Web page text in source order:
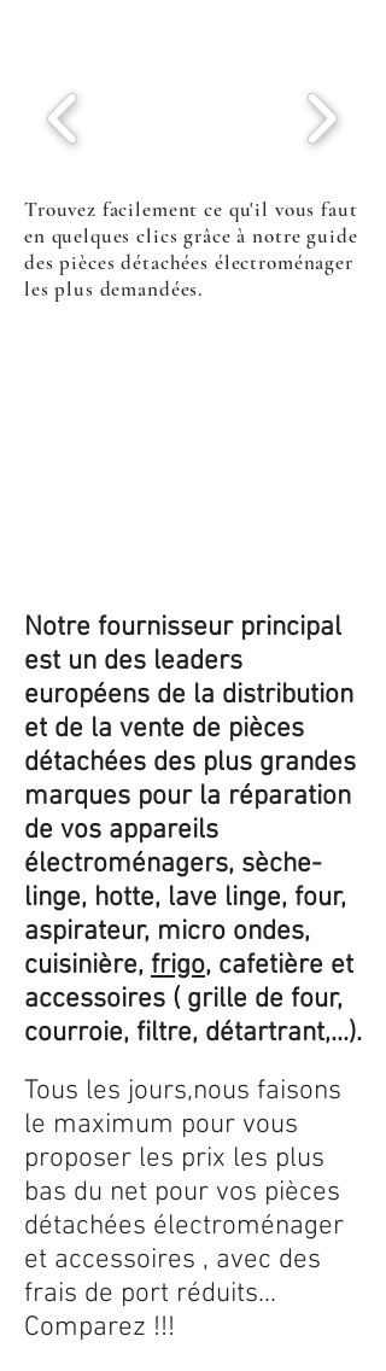
Trouvez facilement ce qu'il vous faut
en quelques clics grâce à notre guide
des pièces détachées électroménager
les plus demandées.
Notre fournisseur principal
est un des leaders
européens de la distribution
et de la vente de pièces
détachées des plus grandes
marques pour la réparation
de vos appareils
électroménagers, sèche-
linge, hotte, lave linge, four,
aspirateur, micro ondes,
cuisinière, frigo, cafetière et
accessoires ( grille de four,
courroie, filtre, détartrant,...).
Tous les jours,nous faisons
le maximum pour vous
proposer les prix les plus
bas du net pour vos pièces
détachées électroménager
et accessoires , avec des
frais de port réduits...
Comparez !!!